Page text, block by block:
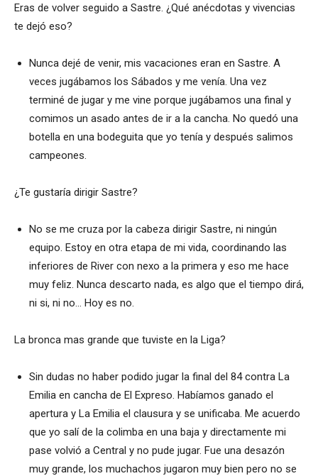
Eras de volver seguido a Sastre. ¿Qué anécdotas y vivencias
te dejó eso?
Nunca dejé de venir, mis vacaciones eran en Sastre. A
veces jugábamos los Sábados y me venía. Una vez
terminé de jugar y me vine porque jugábamos una final y
comimos un asado antes de ir a la cancha. No quedó una
botella en una bodeguita que yo tenía y después salimos
campeones.
¿Te gustaría dirigir Sastre?
No se me cruza por la cabeza dirigir Sastre, ni ningún
equipo. Estoy en otra etapa de mi vida, coordinando las
inferiores de River con nexo a la primera y eso me hace
muy feliz. Nunca descarto nada, es algo que el tiempo dirá,
ni si, ni no… Hoy es no.
La bronca mas grande que tuviste en la Liga?
Sin dudas no haber podido jugar la final del 84 contra La
Emilia en cancha de El Expreso. Habíamos ganado el
apertura y La Emilia el clausura y se unificaba. Me acuerdo
que yo salí de la colimba en una baja y directamente mi
pase volvió a Central y no pude jugar. Fue una desazón
muy grande, los muchachos jugaron muy bien pero no se